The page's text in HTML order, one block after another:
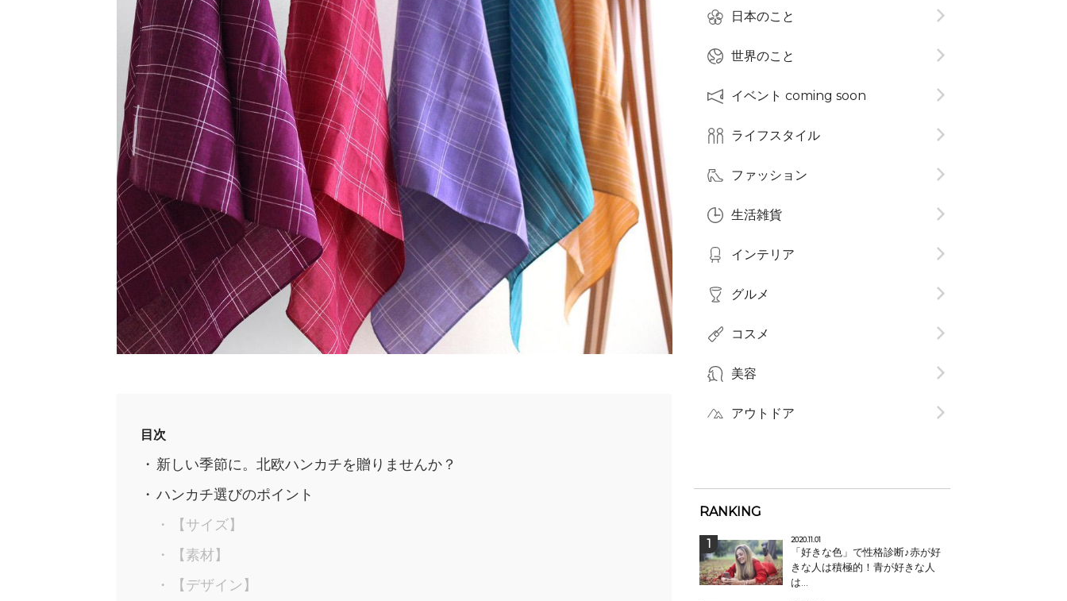
目次
新しい季節に。北欧ハンカチを贈りませんか？
ハンカチ選びのポイント
【サイズ】
【素材】
【デザイン】
日本のこと
世界のこと
イベント coming soon
ライフスタイル
ファッション
生活雑貨
インテリア
グルメ
コスメ​
美容
アウトドア
RANKING
2020.11.01
「好きな色」で性格診断♪赤が好
きな人は積極的！青が好きな人
は...